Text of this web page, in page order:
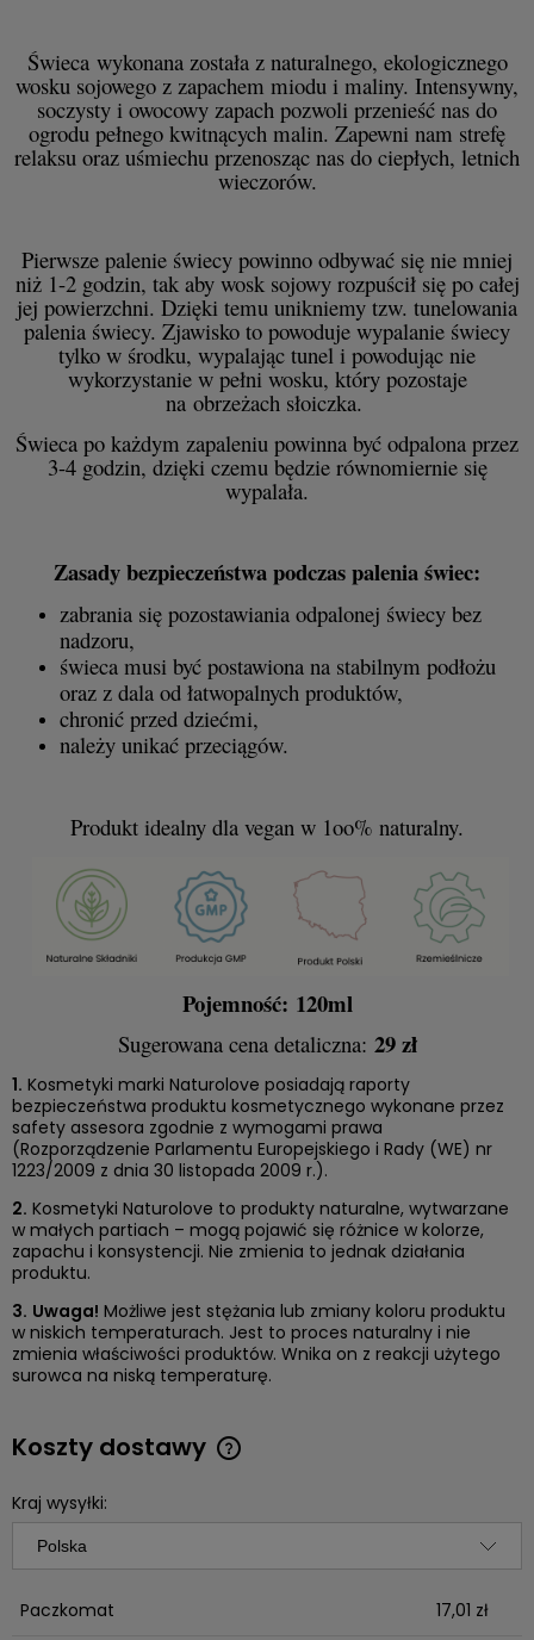
Świeca wykonana została z naturalnego, ekologicznego
wosku sojowego z zapachem miodu i maliny. Intensywny,
soczysty i owocowy zapach pozwoli przenieść nas do
ogrodu pełnego kwitnących malin. Zapewni nam strefę
relaksu oraz uśmiechu przenosząc nas do ciepłych, letnich
wieczorów.
Pierwsze palenie świecy powinno odbywać się nie mniej
niż 1-2 godzin, tak aby wosk sojowy rozpuścił się po całej
jej powierzchni. Dzięki temu unikniemy tzw. tunelowania
palenia świecy. Zjawisko to powoduje wypalanie świecy
tylko w środku, wypalając tunel i powodując nie
wykorzystanie w pełni wosku, który pozostaje
na obrzeżach słoiczka.
Świeca po każdym zapaleniu powinna być odpalona przez
3-4 godzin, dzięki czemu będzie równomiernie się
wypalała.
Zasady bezpieczeństwa podczas palenia świec:
zabrania się pozostawiania odpalonej świecy bez
nadzoru,
świeca musi być postawiona na stabilnym podłożu
oraz z dala od łatwopalnych produktów,
chronić przed dziećmi,
należy unikać przeciągów.
Produkt idealny dla vegan w 1oo% naturalny.
Pojemność: 120ml
Sugerowana cena detaliczna: 29 zł
1. Kosmetyki marki Naturolove posiadają raporty
bezpieczeństwa produktu kosmetycznego wykonane przez
safety assesora zgodnie z wymogami prawa
(Rozporządzenie Parlamentu Europejskiego i Rady (WE) nr
1223/2009 z dnia 30 listopada 2009 r.).
2. Kosmetyki Naturolove to produkty naturalne, wytwarzane
w małych partiach – mogą pojawić się różnice w kolorze,
zapachu i konsystencji. Nie zmienia to jednak działania
produktu.
3. Uwaga! Możliwe jest stężania lub zmiany koloru produktu
w niskich temperaturach. Jest to proces naturalny i nie
zmienia właściwości produktów. Wnika on z reakcji użytego
surowca na niską temperaturę.
Koszty dostawy
Cena nie zawiera ewentualnych kosztów płatności
Kraj wysyłki:
Paczkomat 17,01 zł